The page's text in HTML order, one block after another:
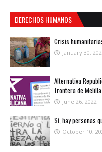
DERECHOS HUMANOS
Crisis
January 30,
Alternativa
frontera de Melilla
June 26, 2022
Sí, hay personas
October 10,